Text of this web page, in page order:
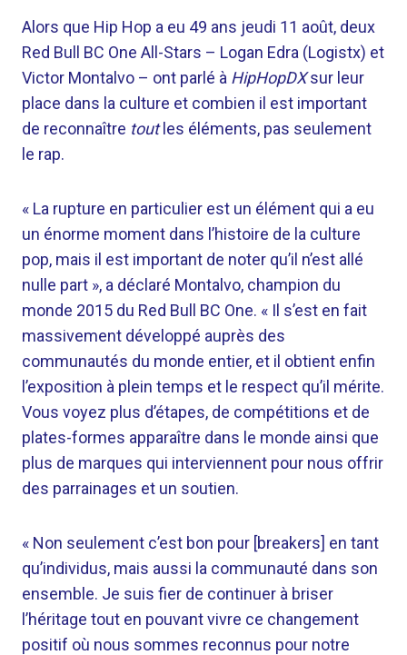
Alors que Hip Hop a eu 49 ans jeudi 11 août, deux
Red Bull BC One All-Stars – Logan Edra (Logistx) et
Victor Montalvo – ont parlé à HipHopDXsur leur
place dans la culture et combien il est important
de reconnaître toutles éléments, pas seulement
le rap.
« La rupture en particulier est un élément qui a eu
un énorme moment dans l’histoire de la culture
pop, mais il est important de noter qu’il n’est allé
nulle part », a déclaré Montalvo, champion du
monde 2015 du Red Bull BC One. « Il s’est en fait
massivement développé auprès des
communautés du monde entier, et il obtient enfin
l’exposition à plein temps et le respect qu’il mérite.
Vous voyez plus d’étapes, de compétitions et de
plates-formes apparaître dans le monde ainsi que
plus de marques qui interviennent pour nous offrir
des parrainages et un soutien.
« Non seulement c’est bon pour [breakers] en tant
qu’individus, mais aussi la communauté dans son
ensemble. Je suis fier de continuer à briser
l’héritage tout en pouvant vivre ce changement
positif où nous sommes reconnus pour notre